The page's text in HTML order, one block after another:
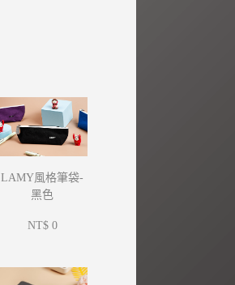
LAMY風格筆袋-
黑色
NT$ 0